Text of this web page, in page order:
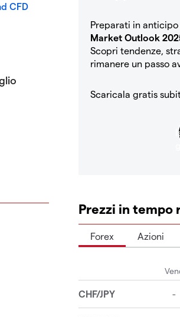
Preparati in
Market Outlook
Scopri tendenze,
rimanere un passo
Scaricala gratis
Prezzi in tempo
Forex Azioni